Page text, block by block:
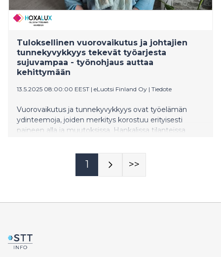
Tuloksellinen vuorovaikutus ja johtajien
tunnekyvykkyys tekevät työarjesta
sujuvampaa - työnohjaus auttaa
kehittymään
13.5.2025 08:00:00 EEST | eLuotsi Finland Oy | Tiedote
Vuorovaikutus ja tunnekyvykkyys ovat työelämän
ydinteemoja, joiden merkitys korostuu erityisesti
paineen alla ja muutoksissa. Hankalissa tilanteissa
kehittää työnohjauksessa.
1 >>